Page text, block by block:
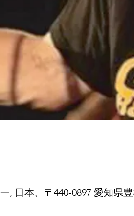
, 日本、〒440-0897 愛知県